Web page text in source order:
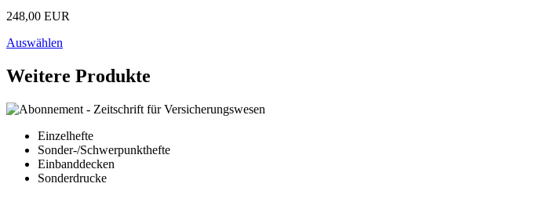
248,00 EUR
Auswählen
Weitere Produkte
Einzelhefte
Sonder-/Schwerpunkthefte
Einbanddecken
Sonderdrucke